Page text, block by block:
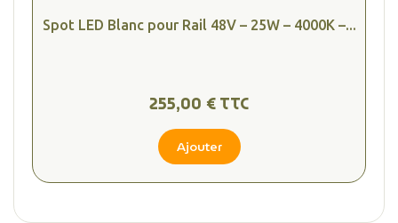
Spot LED Blanc pour Rail 48V – 25W – 4000K –...
255,00 € TTC
Ajouter